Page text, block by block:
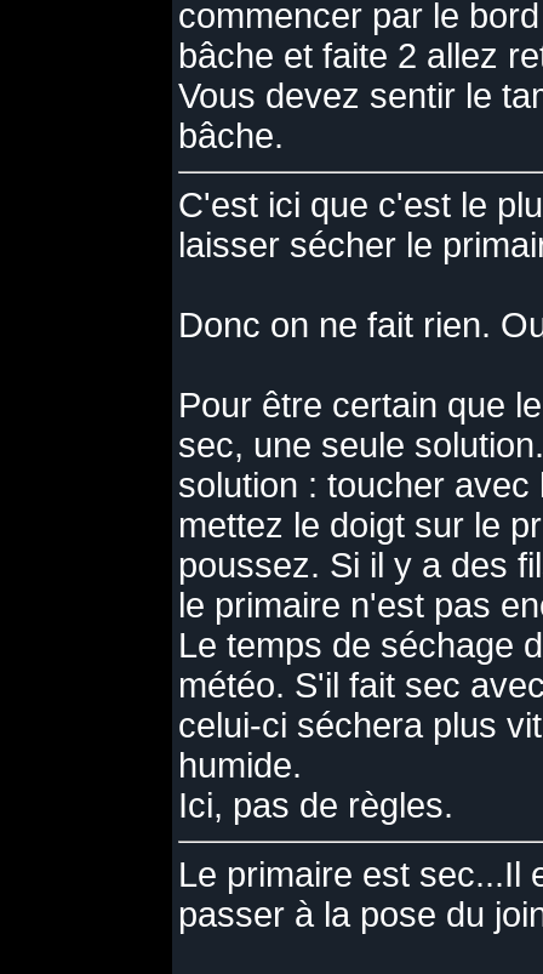
commencer par le
bâche et faite 2 allez
Vous devez sentir le
bâche.
C'est ici que c'est le
laisser sécher le
Donc on ne fait rien.
Pour être certain que
sec, une seule
solution : toucher avec
mettez le doigt sur le
poussez. Si il y a des
le primaire n'est pas
Le temps de séchage
météo. S'il fait sec
celui-ci séchera plus
humide.
Ici, pas de règles.
Le primaire est sec...Il
passer à la pose du